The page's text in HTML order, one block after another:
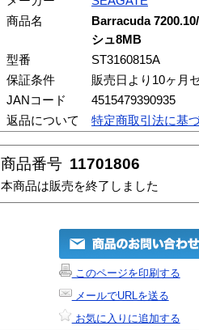
商品名
Barracuda
シュ8MB
型番
ST3160815A
保証条件
販売日より10ヶ月
JANコード
4515479390935
返品について
特定商取引法に基
商品番号 11701806
本商品は販売を終了しました
このページを印刷する
メールでURLを送る
お気に入りに追加する